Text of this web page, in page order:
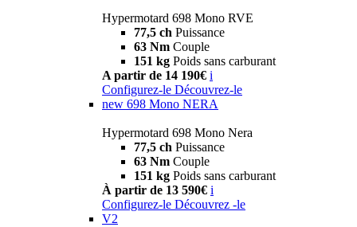
Hypermotard 698 Mono RVE
77,5 ch Puissance
63 Nm Couple
151 kg Poids sans carburant
A partir de 14 190€ i
Configurez-le Découvrez-le
new 698 Mono NERA
Hypermotard 698 Mono Nera
77,5 ch Puissance
63 Nm Couple
151 kg Poids sans carburant
À partir de 13 590€ i
Configurez-le Découvrez -le
V2